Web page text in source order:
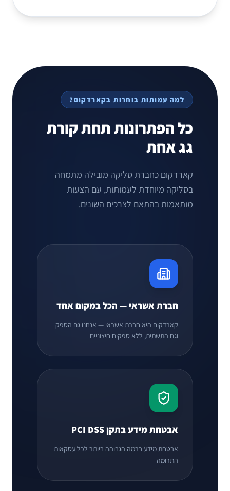
למה עמותות בוחרות בקארדקום?
כל הפתרונות תחת קורת
גג אחת
קארדקום כחברת סליקה מובילה מתמחה
בסליקה מיוחדת לעמותות, עם הצעות
מותאמות בהתאם לצרכים השונים.
חברת אשראי — הכל במקום אחד
קארדקום היא חברת אשראי — אנחנו גם הספק
וגם התשתית, ללא ספקים חיצוניים
אבטחת מידע בתקן PCI DSS
אבטחת מידע ברמה הגבוהה ביותר לכל עסקאות
התרומה